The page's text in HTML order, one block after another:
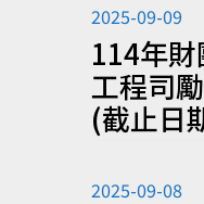
2025-09-09
114年
工程司
(截止日
2025-09-08